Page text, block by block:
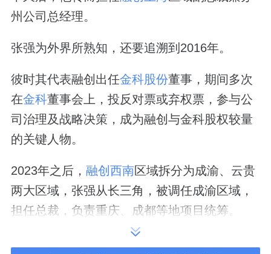
州公司总经理。
张强为外界所熟知，还要追溯到2016年。
彼时其代表融创出任金科股份董事，期间多次
在金科董事会上，投反对票或弃权票，参与公
司治理及战略决策，成为融创与金科股权较量
的关键人物。
2023年之后， 融创西南区域拆分为成渝、云贵
两大区域，张强从长三角，被调任成渝区域，
担任总裁，负责重庆、成都等地项目统筹。